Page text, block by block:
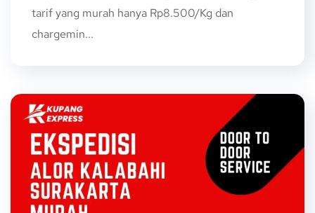
tarif yang murah hanya Rp8.500/Kg dan
chargemin...